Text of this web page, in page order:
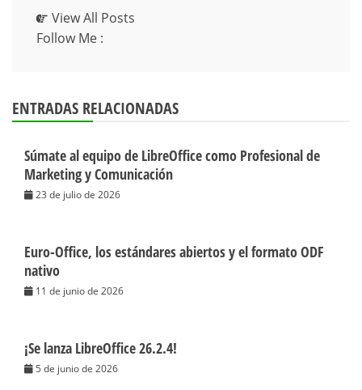
View All Posts
Follow Me :
ENTRADAS RELACIONADAS
Súmate al equipo de LibreOffice como Profesional de
Marketing y Comunicación
23 de julio de 2026
Euro-Office, los estándares abiertos y el formato ODF
nativo
11 de junio de 2026
¡Se lanza LibreOffice 26.2.4!
5 de junio de 2026